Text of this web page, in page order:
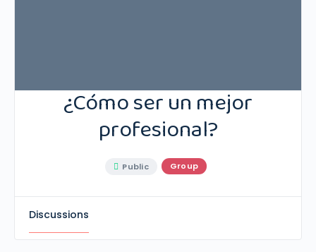
¿Cómo ser un mejor
profesional?
Public Group
Discussions